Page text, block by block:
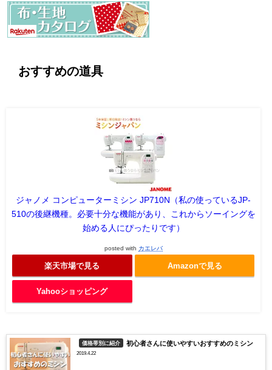
おすすめの道具
ジャノメ コンピューターミシン JP710N（私の使っているJP-
510の後継機種。必要十分な機能があり、これからソーイングを
始める人にぴったりです）
posted with カエレバ
楽天市場で見る Amazonで見る
Yahooショッピング
価格帯別に紹介 初心者さんに使いやすいおすすめのミシン
2019.4.22